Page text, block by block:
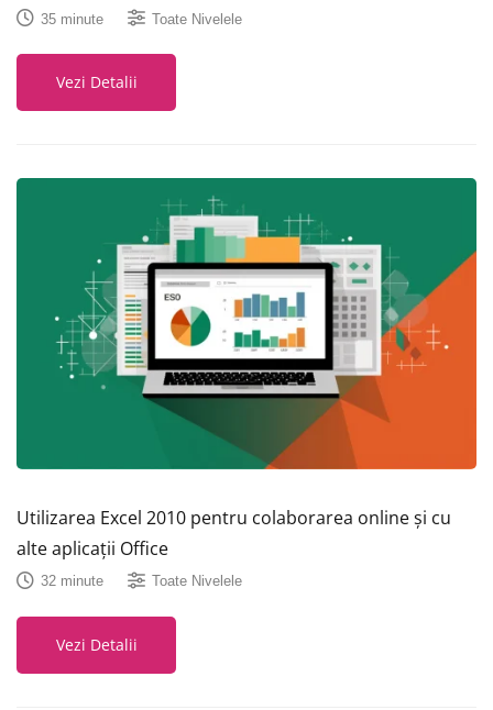
35 minute Toate Nivelele
Vezi Detalii
Utilizarea Excel 2010 pentru colaborarea online și cu
alte aplicații Office
32 minute Toate Nivelele
Vezi Detalii